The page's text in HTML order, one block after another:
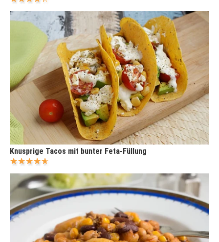
Knusprige Tacos mit bunter Feta-Füllung